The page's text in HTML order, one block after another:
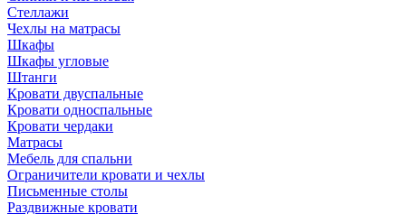
Стеллажи
Чехлы на матрасы
Шкафы
Шкафы угловые
Штанги
Кровати двуспальные
Кровати односпальные
Кровати чердаки
Матрасы
Мебель для спальни
Ограничители кровати и чехлы
Письменные столы
Раздвижные кровати